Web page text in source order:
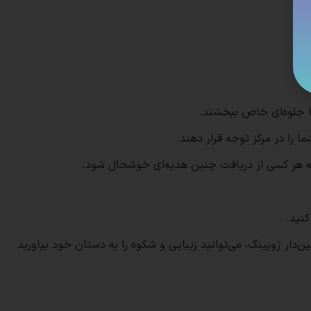
جلوه‌ای خاص ببخشند.
را در مرکز توجه قرار دهند.
هر کسی از دریافت چنین هدیه‌ای خوشحال شود.
ژوپینگ، می‌توانید زیبایی و شکوه را به دستان خود بیاورید